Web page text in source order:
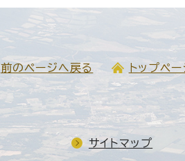
前のページへ戻る トップペ
サイトマップ